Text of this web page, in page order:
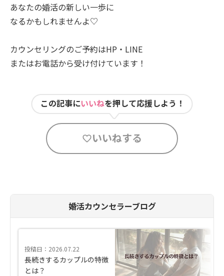
あなたの婚活の新しい一歩に
なるかもしれませんよ♡
カウンセリングのご予約はHP・LINE
またはお電話から受け付けています！
この記事にいいねを押して応援しよう！
いいねする
婚活カウンセラーブログ
投稿日：2026.07.22
長続きするカップルの特徴
とは？